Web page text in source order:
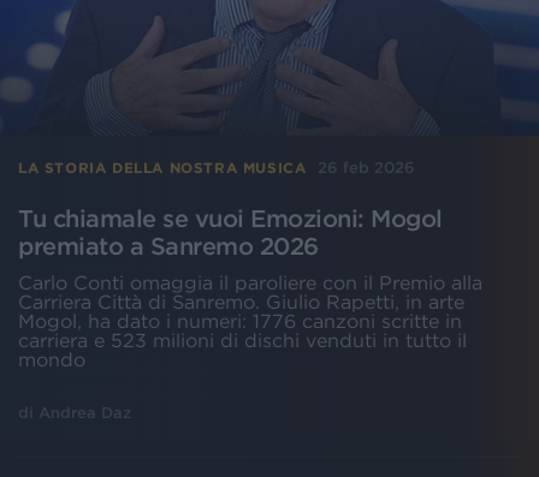
LA STORIA DELLA NOSTRA MUSICA 26 feb 2026
Tu chiamale se vuoi Emozioni: Mogol
premiato a Sanremo 2026
Carlo Conti omaggia il paroliere con il Premio alla
Carriera Città di Sanremo. Giulio Rapetti, in arte
Mogol, ha dato i numeri: 1776 canzoni scritte in
carriera e 523 milioni di dischi venduti in tutto il
mondo
di Andrea Daz